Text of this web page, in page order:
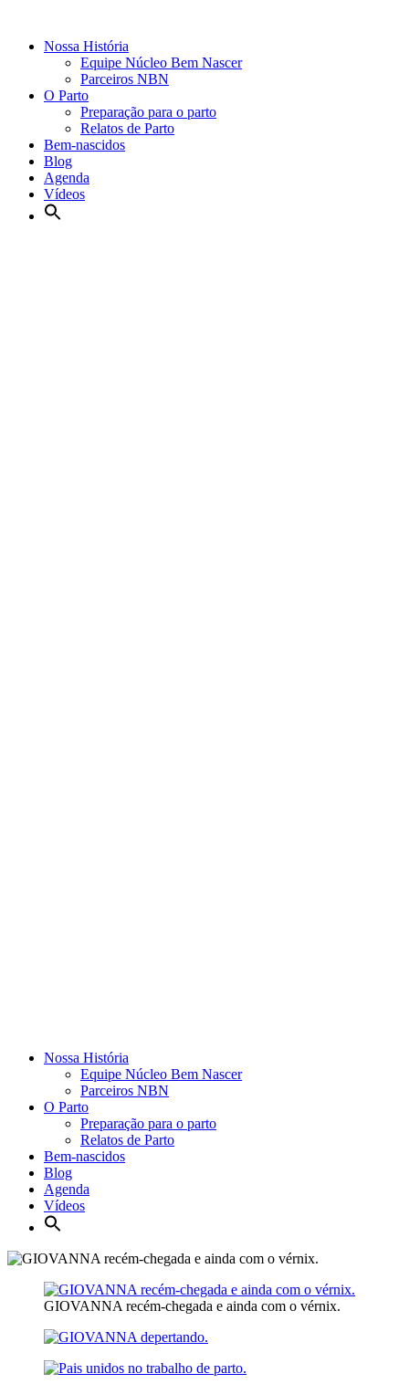
Nossa História
Equipe Núcleo Bem Nascer
Parceiros NBN
O Parto
Preparação para o parto
Relatos de Parto
Bem-nascidos
Blog
Agenda
Vídeos
Nossa História
Equipe Núcleo Bem Nascer
Parceiros NBN
O Parto
Preparação para o parto
Relatos de Parto
Bem-nascidos
Blog
Agenda
Vídeos
GIOVANNA recém-chegada e ainda com o vérnix.